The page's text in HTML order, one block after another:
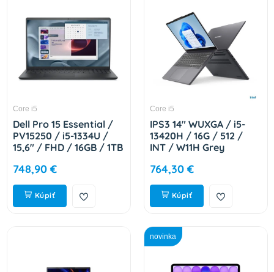
Core i5
Dell Pro 15 Essential /
PV15250 / i5-1334U /
15,6" / FHD / 16GB / 1TB
Silver / 3R NBD H67ND
748,90 €
Kúpiť
Core i5
IPS3 14" WUXGA / i5-
13420H / 16G / 512 /
INT / W11H Grey
764,30 €
Kúpiť
novinka